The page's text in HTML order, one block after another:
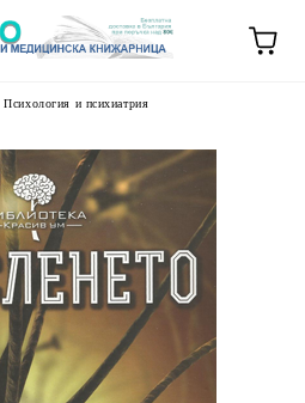
Психология и психиатрия